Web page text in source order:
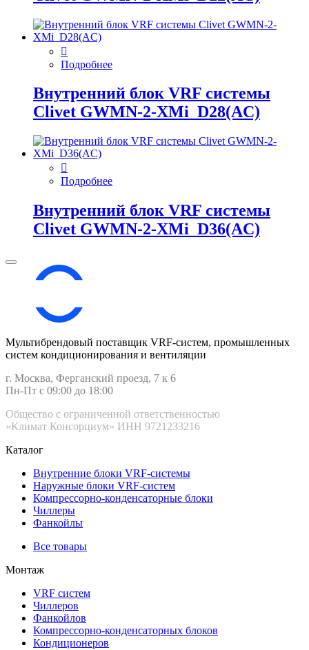
Подробнее
Внутренний блок VRF системы
Clivet GWMN-2-XMi_D28(AC)
Подробнее
Внутренний блок VRF системы
Clivet GWMN-2-XMi_D36(AC)
Мультибрендовый поставщик VRF-cистем, промышленных
систем кондиционирования и вентиляции
г. Москва, Ферганский проезд, 7 к 6
Пн-Пт с 09:00 до 18:00
Общество с ограниченной ответственностью
«Климат Консорциум» ИНН 9721233216
Каталог
Внутренние блоки VRF-cистемы
Наружные блоки VRF-cистем
Компрессорно-конденсаторные блоки
Чиллеры
Фанкойлы
Все товары
Монтаж
VRF систем
Чиллеров
Фанкойлов
Компрессорно-конденсаторных блоков
Кондиционеров